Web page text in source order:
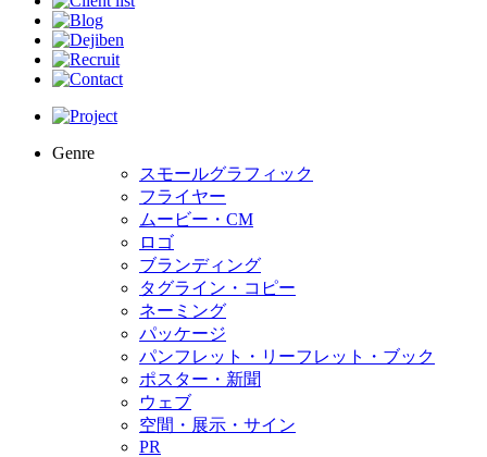
Genre
スモールグラフィック
フライヤー
ムービー・CM
ロゴ
ブランディング
タグライン・コピー
ネーミング
パッケージ
パンフレット・リーフレット・ブック
ポスター・新聞
ウェブ
空間・展示・サイン
PR